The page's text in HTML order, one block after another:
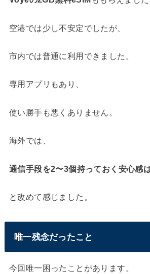
空港では少し不安定でしたが、
市内では普通に利用できました。
専用アプリもあり、
使い勝手も悪くありません。
海外では、
通信手段を2〜3個持っておく安心感
と改めて感じました。
唯一残念だったこと
今回唯一困ったことがあります。